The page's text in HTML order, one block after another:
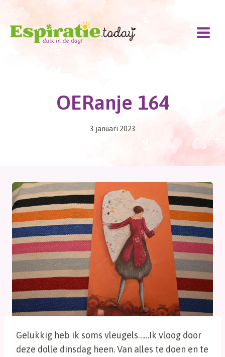
Doorgaan
inhoud
OERanje 164
3 januari 2023
Gelukkig heb ik soms vleugels……Ik vloog door
deze dolle dinsdag heen. Van alles te doen en te